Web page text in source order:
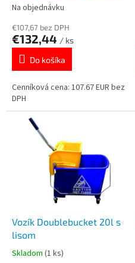
Na objednávku
€107,67 bez DPH
€132,44 / ks
Do košíka
Cenníková cena: 107.67 EUR bez
DPH
Vozík Doublebucket 20l s
lisom
Skladom (1 ks)